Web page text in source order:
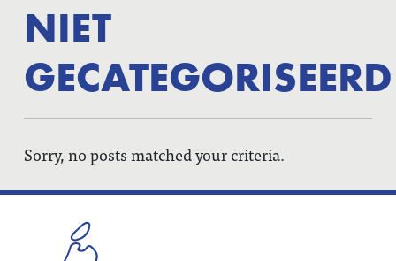
NIET
GECATEGORISEERD
Sorry, no posts matched your criteria.